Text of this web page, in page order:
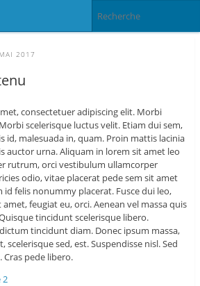
MAI 2017
consectetuer adipiscing elit. Morbi
scelerisque luctus velit. Etiam dui sem,
id, malesuada in, quam. Proin mattis lacinia
auctor urna. Aliquam in lorem sit amet leo
rutrum, orci vestibulum ullamcorper
odio, vitae placerat pede sem sit amet
id felis nonummy placerat. Fusce dui leo,
feugiat eu, orci. Aenean vel massa quis
tincidunt scelerisque libero.
tincidunt diam. Donec ipsum massa,
sed, est. Suspendisse nisl. Sed
Cras pede libero.
2